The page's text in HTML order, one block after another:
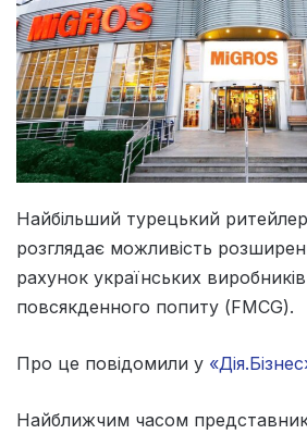
Найбільший турецький
розглядає можливість
рахунок українських
повсякденного попиту (FMCG).
Про це повідомили у
Найближчим часом